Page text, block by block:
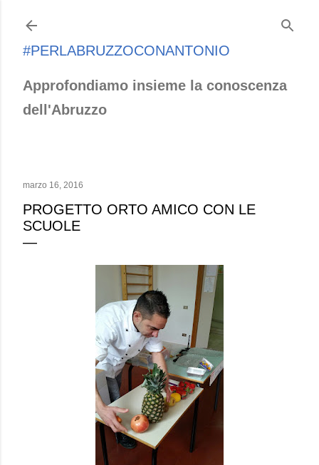
#PERLABRUZZOCONANTONIO
Approfondiamo insieme la conoscenza
dell'Abruzzo
marzo 16, 2016
PROGETTO ORTO AMICO CON LE
SCUOLE